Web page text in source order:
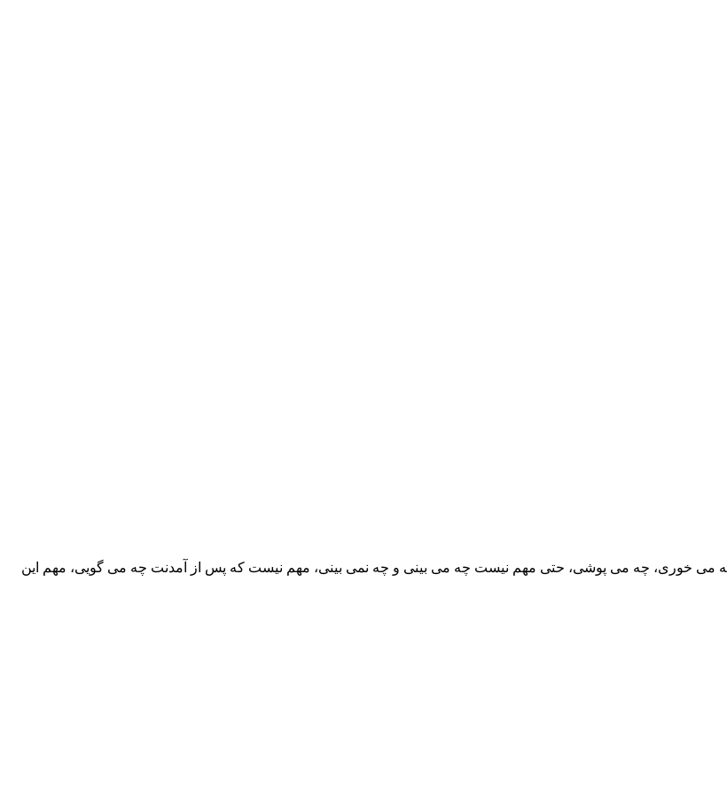
خوری، چه می پوشی، حتی مهم نیست چه می بینی و چه نمی بینی، مهم نیست که پس از آمدنت چه می گویی، مهم این